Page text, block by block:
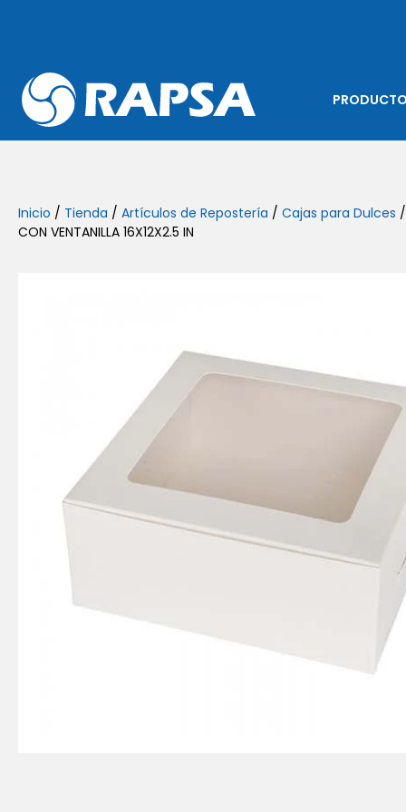
Inicio / Tienda / Artículos de Repostería / Cajas para Dulces
CON VENTANILLA 16X12X2.5 IN